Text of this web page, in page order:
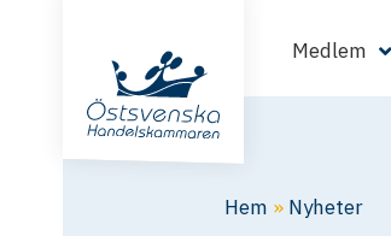
Medlem
Hem » Nyheter